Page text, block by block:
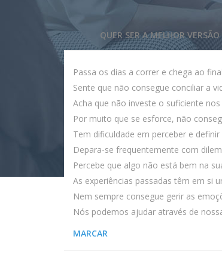
QUER SER A MELHOR
Passa os dias a correr e chega ao
Sente que não consegue conciliar a
Acha que não investe o suficiente
Por muito que se esforce, não
Tem dificuldade em perceber e
Depara-se frequentemente com
Percebe que algo não está bem na
As experiências passadas têm em si
Nem sempre consegue gerir as
Nós podemos ajudar através de
MARCAR